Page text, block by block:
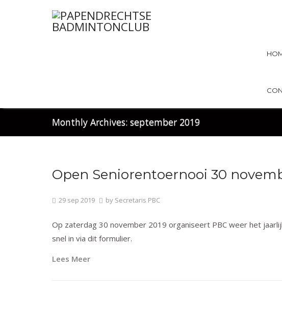
Monthly Archives: september 2019
Algemeen
Open Seniorentoernooi 30
29 sep 2019 by Secretaris PBC
Op zaterdag 30 november 2019 organiseert PBC weer het
snel in via dit formulier.
Lees Meer